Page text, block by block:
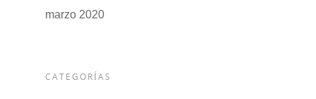
marzo 2020
CATEGORÍAS